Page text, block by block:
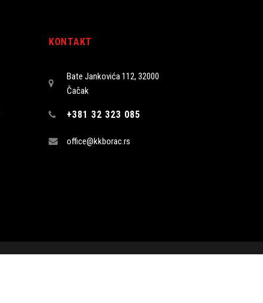
KONTAKT
Bate Jankovića 112, 32000
Čačak
+381 32 323 085
office@kkborac.rs